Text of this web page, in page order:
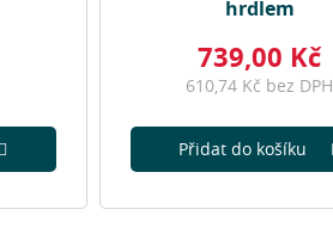
hrdlem
739,00 Kč
610,74 Kč bez DPH
Přidat do košíku